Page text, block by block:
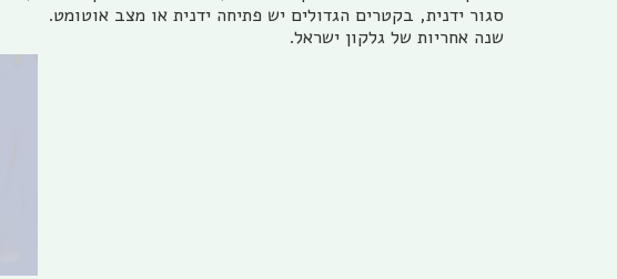
סגור ידנית, בקטרים הגדולים יש פתיחה ידנית או מצב אוטומט.
שנה אחריות של גלקון ישראל.